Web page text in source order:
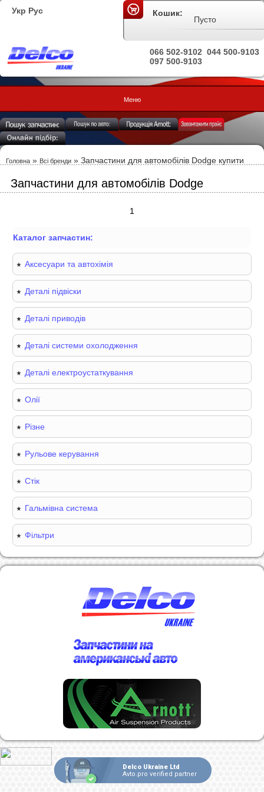
Укр Рус
044 500-9103
066 502-9102
097 500-9103
Кошик:
Пусто
Меню
Головна » Всі бренди » Запчастини для автомобілів Dodge купити
Запчастини для автомобілів Dodge
1
Каталог запчастин:
Аксесуари та автохімія
Деталі підвіски
Деталі приводів
Деталі системи охолодження
Деталі електроустаткування
Олії
Різне
Рульове керування
Стік
Гальмівна система
Фільтри
Delco Ukraine Ltd
Avto.pro verified partner